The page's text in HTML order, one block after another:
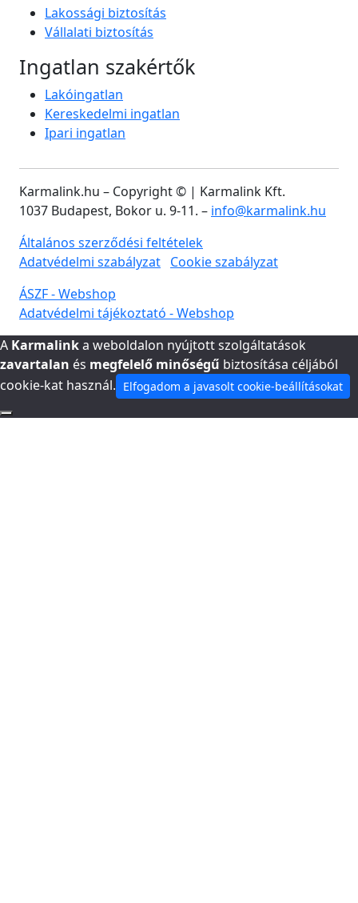
Lakossági biztosítás
Vállalati biztosítás
Ingatlan szakértők
Lakóingatlan
Kereskedelmi ingatlan
Ipari ingatlan
Karmalink.hu – Copyright © | Karmalink Kft.
1037 Budapest, Bokor u. 9-11. – info@karmalink.hu
Általános szerződési feltételek
Adatvédelmi szabályzat Cookie szabályzat
ÁSZF - Webshop
Adatvédelmi tájékoztató - Webshop
A Karmalinka weboldalon nyújtott szolgáltatások
zavartalan és megfelelő minőségű biztosítása céljából
cookie-kat használ. Elfogadom a javasolt cookie-beállításokat